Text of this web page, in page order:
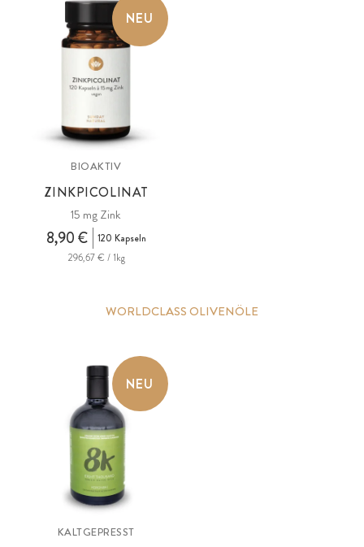
NEU
BIOAKTIV
ZINKPICOLINAT
15 mg Zink
8,90 €
120 Kapseln
296,67 € / 1kg
WORLDCLASS OLIVENÖLE
NEU
KALTGEPRESST